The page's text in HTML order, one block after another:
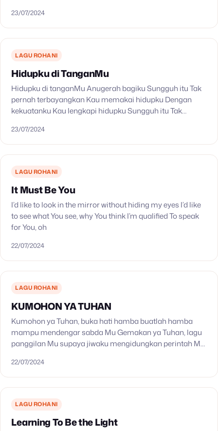
firmanMu teguh menopang Kukan aman dalamMu…
23/07/2024
LAGU ROHANI
Hidupku di TanganMu
Hidupku di tanganMu Anugerah bagiku Sungguh itu Tak
pernah terbayangkan Kau memakai hidupku Dengan
kekuatanku Kau lengkapi hidupku Sungguh itu Tak
Bagai anak panah, ditangan…
23/07/2024
LAGU ROHANI
It Must Be You
I’d like to look in the mirror without hiding my eyes I’d like
to see what You see, why You think I’m qualified To speak
for You, oh
22/07/2024
LAGU ROHANI
KUMOHON YA TUHAN
Kumohon ya Tuhan, buka hati hamba buatlah hamba
mampu mendengar sabda Mu Gemakan ya Tuhan, lagu
panggilan Mu supaya jiwaku mengidungkan perintah Mu
melaksanakan sabdaMu
22/07/2024
LAGU ROHANI
Learning To Be the Light